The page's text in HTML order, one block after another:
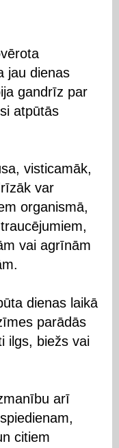
jau dienas
gandrīz par
atpūtās
visticamāk,
var
organismā,
vai agrīnām
dienas laikā
parādās
ilgs, biežs vai
arī
citiem